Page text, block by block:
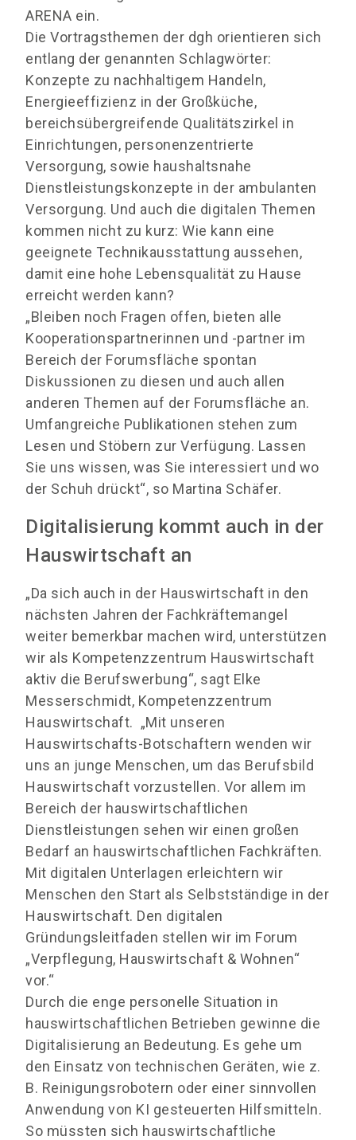
ARENA ein.
Die Vortragsthemen der dgh orientieren sich
entlang der genannten Schlagwörter:
Konzepte zu nachhaltigem Handeln,
Energieeffizienz in der Großküche,
bereichsübergreifende Qualitätszirkel in
Einrichtungen, personenzentrierte
Versorgung, sowie haushaltsnahe
Dienstleistungskonzepte in der ambulanten
Versorgung. Und auch die digitalen Themen
kommen nicht zu kurz: Wie kann eine
geeignete Technikausstattung aussehen,
damit eine hohe Lebensqualität zu Hause
erreicht werden kann?
„Bleiben noch Fragen offen, bieten alle
Kooperationspartnerinnen und -partner im
Bereich der Forumsfläche spontan
Diskussionen zu diesen und auch allen
anderen Themen auf der Forumsfläche an.
Umfangreiche Publikationen stehen zum
Lesen und Stöbern zur Verfügung. Lassen
Sie uns wissen, was Sie interessiert und wo
der Schuh drückt“, so Martina Schäfer.
Digitalisierung kommt auch in der
Hauswirtschaft an
„Da sich auch in der Hauswirtschaft in den
nächsten Jahren der Fachkräftemangel
weiter bemerkbar machen wird, unterstützen
wir als Kompetenzzentrum Hauswirtschaft
aktiv die Berufswerbung“, sagt Elke
Messerschmidt, Kompetenzzentrum
Hauswirtschaft. „Mit unseren
Hauswirtschafts-Botschaftern wenden wir
uns an junge Menschen, um das Berufsbild
Hauswirtschaft vorzustellen. Vor allem im
Bereich der hauswirtschaftlichen
Dienstleistungen sehen wir einen großen
Bedarf an hauswirtschaftlichen Fachkräften.
Mit digitalen Unterlagen erleichtern wir
Menschen den Start als Selbstständige in der
Hauswirtschaft. Den digitalen
Gründungsleitfaden stellen wir im Forum
„Verpflegung, Hauswirtschaft & Wohnen“
vor.“
Durch die enge personelle Situation in
hauswirtschaftlichen Betrieben gewinne die
Digitalisierung an Bedeutung. Es gehe um
den Einsatz von technischen Geräten, wie z.
B. Reinigungsrobotern oder einer sinnvollen
Anwendung von KI gesteuerten Hilfsmitteln.
So müssten sich hauswirtschaftliche